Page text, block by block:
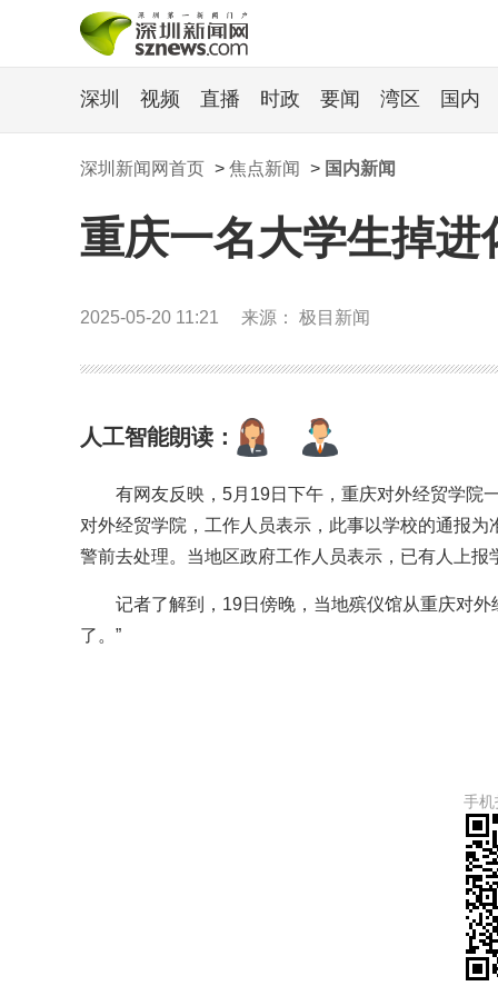
深圳 视频 直播 时政 要闻 湾区 国内
深圳新闻网首页 > 焦点新闻 > 国内新闻
重庆一名大学生掉
2025-05-20 11:21 来源： 极目新闻
人工智能朗读：
有网友反映，5月19日下午，重庆对外经贸学院
对外经贸学院，工作人员表示，此事以学校的通报
警前去处理。当地区政府工作人员表示，已有人上报
记者了解到，19日傍晚，当地殡仪馆从重庆对
了。”
手